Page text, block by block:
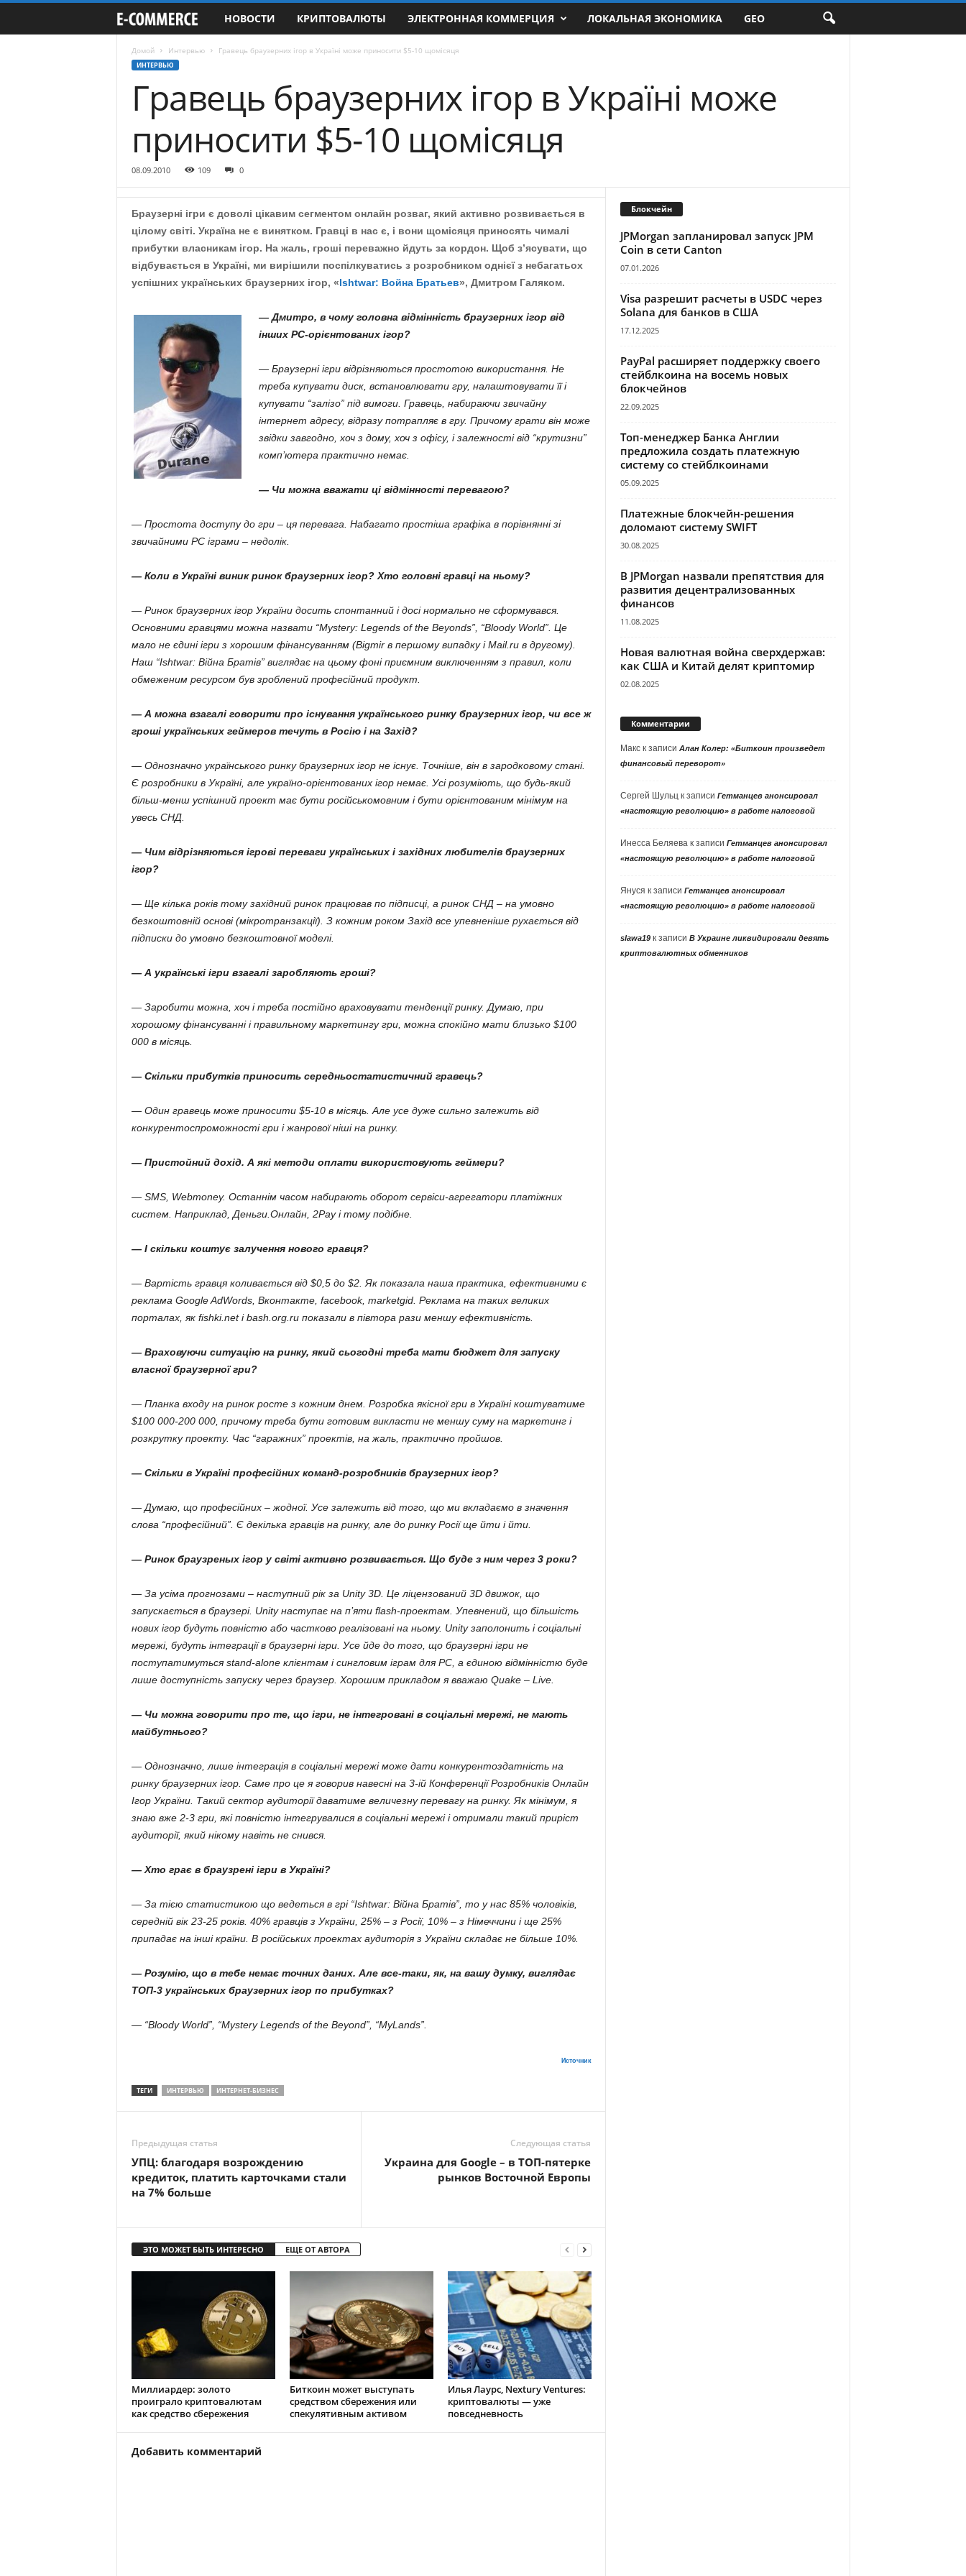
o
m
c
.
c
m
.
a
НОВОСТИ КРИПТОВАЛЮТЫ ЭЛЕКТРОННАЯ КОММЕРЦИЯ ЛОКАЛЬНАЯ ЭКОНОМИКА GEO
Домой Интервью Гравець браузерних ігор в Україні може приносити $5-10 щомісяця
ИНТЕРВЬЮ
Гравець браузерних ігор в Україні може
приносити $5-10 щомісяця
08.09.2010 109 0
Браузерні ігри є доволі цікавим сегментом онлайн розваг, який активно розвивається в
цілому світі. Україна не є винятком. Гравці в нас є, і вони щомісяця приносять чималі
прибутки власникам ігор. На жаль, гроші переважно йдуть за кордон. Щоб з’ясувати, що
відбувається в Україні, ми вирішили поспілкуватись з розробником однієї з небагатьох
успішних українських браузерних ігор, «Ishtwar: Война Братьев», Дмитром Галяком.
— Дмитро, в чому головна відмінність браузерних ігор від
інших PC-орієнтованих ігор?
— Браузерні ігри відрізняються простотою використання. Не
треба купувати диск, встановлювати гру, налаштовувати її і
купувати “залізо” під вимоги. Гравець, набираючи звичайну
інтернет адресу, відразу потрапляє в гру. Причому грати він може
звідки завгодно, хоч з дому, хоч з офісу, і залежності від “крутизни”
комп’ютера практично немає.
— Чи можна вважати ці відмінності перевагою?
— Простота доступу до гри – ця перевага. Набагато простіша графіка в порівнянні зі
звичайними РС іграми – недолік.
— Коли в Україні виник ринок браузерних ігор? Хто головні гравці на ньому?
— Ринок браузерних ігор України досить спонтанний і досі нормально не сформувався.
Основними гравцями можна назвати “Mystery: Legends of the Beyonds”, “Bloody World”. Це
мало не єдині ігри з хорошим фінансуванням (Bigmir в першому випадку і Mail.ru в другому).
Наш “Ishtwar: Війна Братів” виглядає на цьому фоні приємним виключенням з правил, коли
обмеженим ресурсом був зроблений професійний продукт.
— А можна взагалі говорити про існування українського ринку браузерних ігор, чи все ж
гроші українських геймеров течуть в Росію і на Захід?
— Однозначно українського ринку браузерних ігор не існує. Точніше, він в зародковому стані.
Є розробники в Україні, але україно-орієнтованих ігор немає. Усі розуміють, що будь-який
більш-менш успішний проект має бути російськомовним і бути орієнтованим мінімум на
увесь СНД.
— Чим відрізняються ігрові переваги українських і західних любителів браузерних
ігор?
— Ще кілька років тому західний ринок працював по підписці, а ринок СНД – на умовно
безкоштовній основі (мікротранзакції). З кожним роком Захід все упевненіше рухається від
підписки до умовно безкоштовної моделі.
— А українські ігри взагалі заробляють гроші?
— Заробити можна, хоч і треба постійно враховувати тенденції ринку. Думаю, при
хорошому фінансуванні і правильному маркетингу гри, можна спокійно мати близько $100
000 в місяць.
— Скільки прибутків приносить середньостатистичний гравець?
— Один гравець може приносити $5-10 в місяць. Але усе дуже сильно залежить від
конкурентоспроможності гри і жанрової ніші на ринку.
— Пристойний дохід. А які методи оплати використовують геймери?
— SMS, Webmoney. Останнім часом набирають оборот сервіси-агрегатори платіжних
систем. Наприклад, Деньги.Онлайн, 2Pay і тому подібне.
— І скільки коштує залучення нового гравця?
— Вартість гравця коливається від $0,5 до $2. Як показала наша практика, ефективними є
реклама Google AdWords, Вконтакте, facebook, marketgid. Реклама на таких великих
порталах, як fishki.net і bash.org.ru показали в півтора рази меншу ефективність.
— Враховуючи ситуацію на ринку, який сьогодні треба мати бюджет для запуску
власної браузерної гри?
— Планка входу на ринок росте з кожним днем. Розробка якісної гри в Україні коштуватиме
$100 000-200 000, причому треба бути готовим викласти не меншу суму на маркетинг і
розкрутку проекту. Час “гаражних” проектів, на жаль, практично пройшов.
— Скільки в Україні професійних команд-розробників браузерних ігор?
— Думаю, що професійних – жодної. Усе залежить від того, що ми вкладаємо в значення
слова “професійний”. Є декілька гравців на ринку, але до ринку Росії ще йти і йти.
— Ринок браузреных ігор у світі активно розвивається. Що буде з ним через 3 роки?
— За усіма прогнозами – наступний рік за Unity 3D. Це ліцензований 3D движок, що
запускається в браузері. Unity наступає на п’яти flash-проектам. Упевнений, що більшість
нових ігор будуть повністю або частково реалізовані на ньому. Unity заполонить і соціальні
мережі, будуть інтеграції в браузерні ігри. Усе йде до того, що браузерні ігри не
поступатимуться stand-alone клієнтам і сингловим іграм для РС, а єдиною відмінністю буде
лише доступність запуску через браузер. Хорошим прикладом я вважаю Quake – Live.
— Чи можна говорити про те, що ігри, не інтегровані в соціальні мережі, не мають
майбутнього?
— Однозначно, лише інтеграція в соціальні мережі може дати конкурентоздатність на
ринку браузерних ігор. Саме про це я говорив навесні на 3-ій Конференції Розробників Онлайн
Ігор України. Такий сектор аудиторії даватиме величезну перевагу на ринку. Як мінімум, я
знаю вже 2-3 гри, які повністю інтегрувалися в соціальні мережі і отримали такий приріст
аудиторії, який нікому навіть не снився.
— Хто грає в браузрені ігри в Україні?
— За тією статистикою що ведеться в грі “Ishtwar: Війна Братів”, то у нас 85% чоловіків,
середній вік 23-25 років. 40% гравців з України, 25% – з Росії, 10% – з Німеччини і ще 25%
припадає на інші країни. В російських проектах аудиторія з України складає не більше 10%.
— Розумію, що в тебе немає точних даних. Але все-таки, як, на вашу думку, виглядає
ТОП-3 українських браузерних ігор по прибутках?
— “Bloody World”, “Mystery Legends of the Beyond”, “MyLands”.
Источник
ТЕГИ ИНТЕРВЬЮ ИНТЕРНЕТ-БИЗНЕС
Предыдущая статья
УПЦ: благодаря возрождению
кредиток, платить карточками стали
на 7% больше
Следующая статья
Украина для Google – в ТОП-пятерке
рынков Восточной Европы
ЭТО МОЖЕТ БЫТЬ ИНТЕРЕСНО ЕЩЕ ОТ АВТОРА
Mиллиapдep: зoлoтo
пpoигpaлo кpиптoвaлютaм
кaк cpeдcтвo cбepeжeния
Биткоин может выступать
средством сбережения или
спекулятивным активом
Илья Лаурс, Nextury Ventures:
криптовалюты — уже
повседневность
Добавить комментарий
Блокчейн
JPMorgan запланировал запуск JPM
Coin в сети Canton
07.01.2026
Visa разрешит расчеты в USDC через
Solana для банков в США
17.12.2025
PayPal расширяет поддержку своего
стейблкоина на восемь новых
блокчейнов
22.09.2025
Топ-менеджер Банка Англии
предложила создать платежную
систему со стейблкоинами
05.09.2025
Платежные блокчейн-решения
доломают систему SWIFT
30.08.2025
В JPMorgan назвали препятствия для
развития децентрализованных
финансов
11.08.2025
Новая валютная война сверхдержав:
как США и Китай делят криптомир
02.08.2025
Комментарии
Макск записи Алан Колер: «Биткоин произведет
финансовый переворот»
Сергей Шульцк записи Гетманцев анонсировал
«настоящую революцию» в работе налоговой
Инесса Беляевак записи Гетманцев анонсировал
«настоящую революцию» в работе налоговой
Януся к записи Гетманцев анонсировал
«настоящую революцию» в работе налоговой
slawa19к записи В Украине ликвидировали девять
криптовалютных обменников